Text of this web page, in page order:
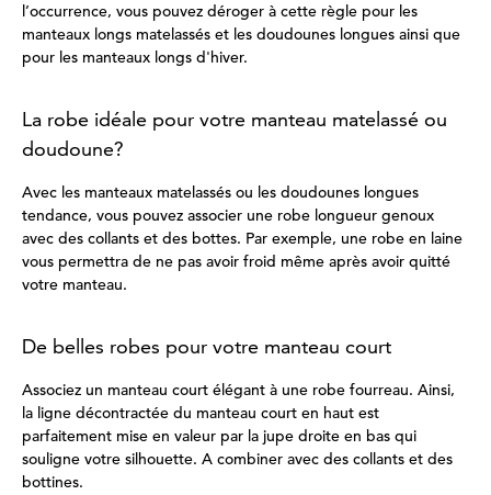
l’occurrence, vous pouvez déroger à cette règle pour les
manteaux longs matelassés et les doudounes longues ainsi que
pour les manteaux longs d'hiver.
La robe idéale pour votre manteau matelassé ou
doudoune?
Avec les manteaux matelassés ou les doudounes longues
tendance, vous pouvez associer une robe longueur genoux
avec des collants et des bottes. Par exemple, une robe en laine
vous permettra de ne pas avoir froid même après avoir quitté
votre manteau.
De belles robes pour votre manteau court
Associez un manteau court élégant à une robe fourreau. Ainsi,
la ligne décontractée du manteau court en haut est
parfaitement mise en valeur par la jupe droite en bas qui
souligne votre silhouette. A combiner avec des collants et des
bottines.